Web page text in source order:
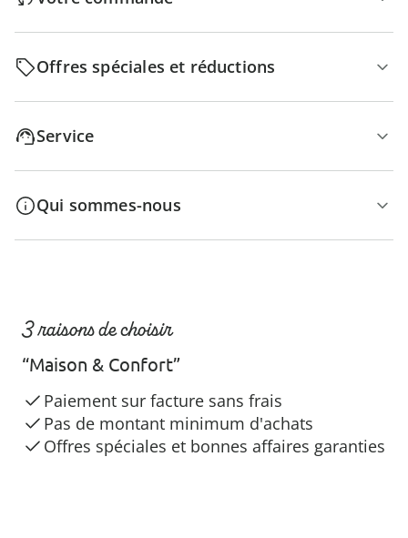
Offres spéciales et réductions
Service
Qui sommes-nous
3 raisons de choisir
“Maison & Confort”
Paiement sur facture sans frais
Pas de montant minimum d'achats
Offres spéciales et bonnes affaires garanties